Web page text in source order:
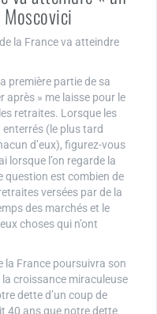
la France va atteindre
première partie de sa
après » me laisse pour le
retraites. Lorsque les
(le plus tard
d’eux), figurez-vous
lorsque l’on regarde la
question est combien de
versées par de la
des marchés et le
choses qui n’ont
la France poursuivra son
croissance miraculeuse
dette d’un coup de
40 ans que notre dette